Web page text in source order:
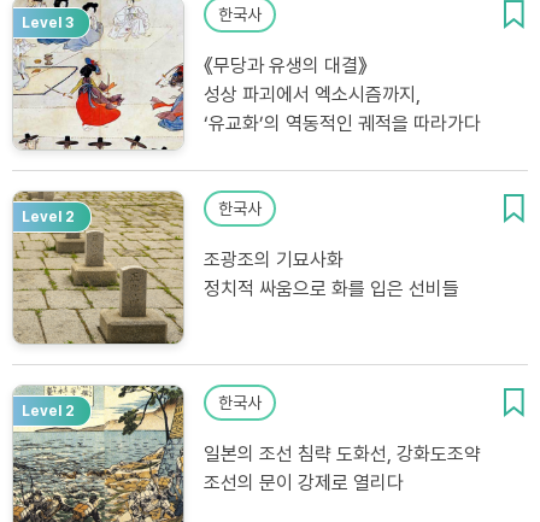
Level 3 한국사
《무당과 유생의 대결》
성상 파괴에서 엑소시즘까지,
‘유교화’의 역동적인 궤적을 따라가다
Level 2 한국사
조광조의 기묘사화
정치적 싸움으로 화를 입은 선비들
Level 2 한국사
일본의 조선 침략 도화선, 강화도조약
조선의 문이 강제로 열리다